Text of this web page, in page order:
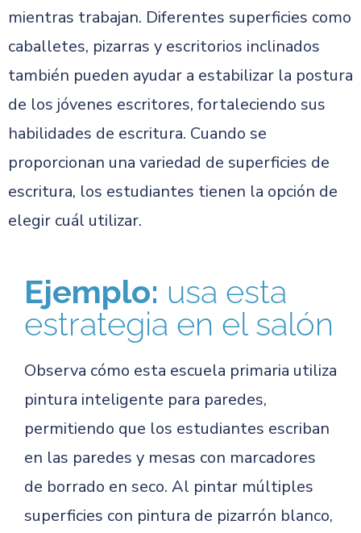
mientras trabajan. Diferentes superficies como
caballetes, pizarras y escritorios inclinados
también pueden ayudar a estabilizar la postura
de los jóvenes escritores, fortaleciendo sus
habilidades de escritura. Cuando se
proporcionan una variedad de superficies de
escritura, los estudiantes tienen la opción de
elegir cuál utilizar.
Ejemplo: usa esta
estrategia en el salón
Observa cómo esta escuela primaria utiliza
pintura inteligente para paredes,
permitiendo que los estudiantes escriban
en las paredes y mesas con marcadores
de borrado en seco. Al pintar múltiples
superficies con pintura de pizarrón blanco,